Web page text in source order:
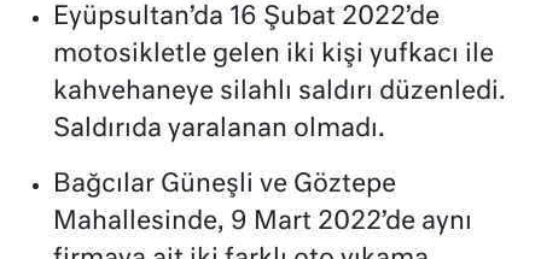
Eyüpsultan’da 16 Şubat 2022’de
motosikletle gelen iki kişi yufkacı ile
kahvehaneye silahlı saldırı düzenledi.
Saldırıda yaralanan olmadı.
Bağcılar Güneşli ve Göztepe
Mahallesinde, 9 Mart 2022’de aynı